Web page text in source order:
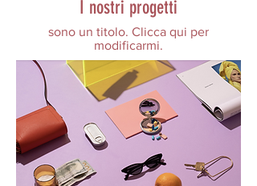
I nostri progetti
sono un titolo. Clicca qui per
modificarmi.